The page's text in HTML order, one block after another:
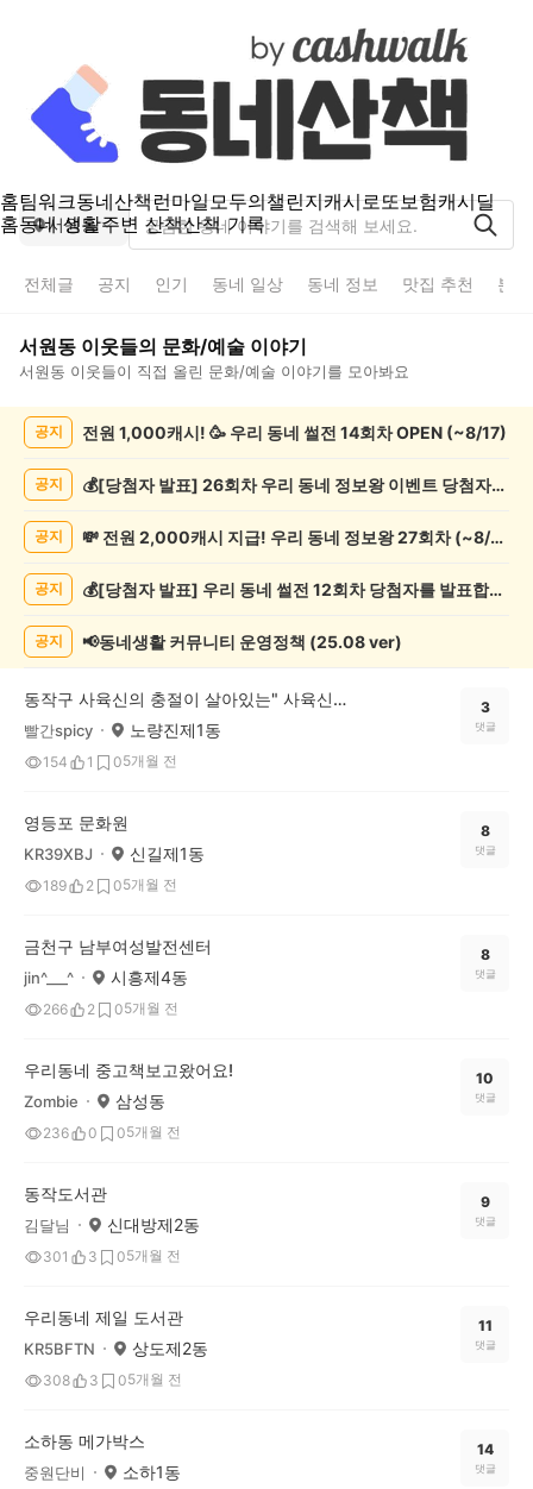
홈팀워크동네산책런마일모두의챌린지캐시로또보험캐시딜
홈동네 생활주변 산책산책 기록
서원동
전체글 공지 인기 동네 일상 동네 정보 맛집 추천 분
서원동 이웃들의 문화/예술 이야기
서원동 이웃들이 직접 올린 문화/예술 이야기를 모아봐요
록
공지 전원 1,000캐시! 🥳 우리 동네 썰전 14회차 OPEN (~8/17)
공지 💰[당첨자 발표] 26회차 우리 동네 정보왕 이벤트 당첨자를 발표합니다!
공지 💸 전원 2,000캐시 지급! 우리 동네 정보왕 27회차 (~8/10)
공지 💰[당첨자 발표] 우리 동네 썰전 12회차 당첨자를 발표합니다!
공지 📢동네생활 커뮤니티 운영정책 (25.08 ver)
동작구 사육신의 충절이 살아있는" 사육신공원" 다녀왔어요.
빨간spicy 노량진제1동
154 1 05개월 전
3
댓글
영등포 문화원
KR39XBJ 신길제1동
189 2 05개월 전
8
댓글
금천구 남부여성발전센터
jin^___^ 시흥제4동
266 2 05개월 전
8
댓글
우리동네 중고책보고왔어요!
Zombie 삼성동
236 0 05개월 전
10
댓글
동작도서관
김달님 신대방제2동
301 3 05개월 전
9
댓글
우리동네 제일 도서관
KR5BFTN 상도제2동
308 3 05개월 전
11
댓글
소하동 메가박스
중원단비 소하1동
14
댓글